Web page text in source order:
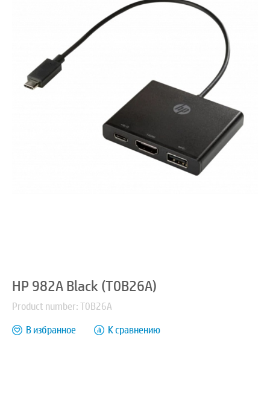
HP 982A Black (T0B26A)
Product number: T0B26A
В избранное
К сравнению